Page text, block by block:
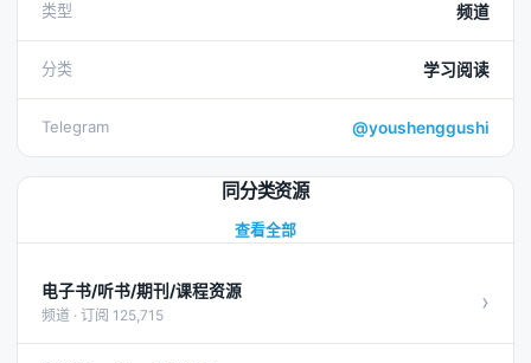
类型 频道
分类 学习阅读
Telegram @youshenggushi
同分类资源
查看全部
电子书/听书/期刊/课程资源
频道 · 订阅 125,715 ›